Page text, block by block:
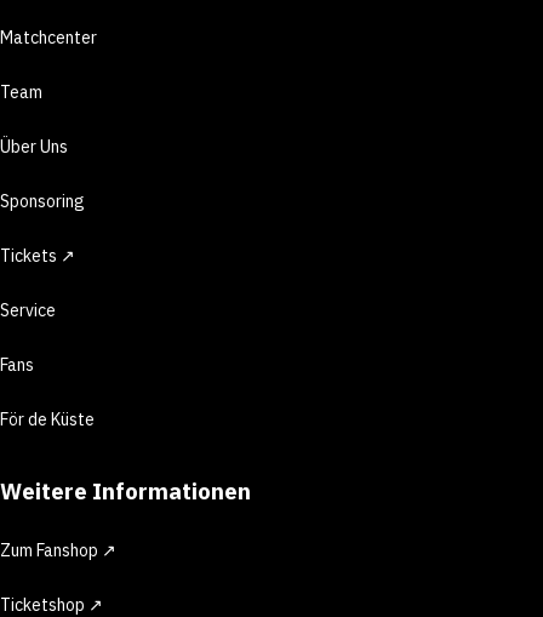
Matchcenter
Team
Über Uns
Sponsoring
Tickets ↗
Service
Fans
För de Küste
Weitere Informationen
Zum Fanshop ↗
Ticketshop ↗